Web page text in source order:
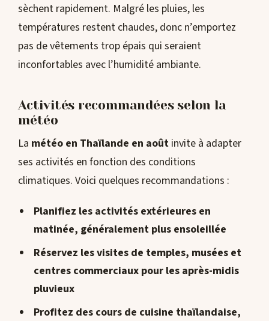
sèchent rapidement. Malgré les pluies, les
températures restent chaudes, donc n’emportez
pas de vêtements trop épais qui seraient
inconfortables avec l’humidité ambiante.
Activités recommandées selon la
météo
La météo en Thaïlande en août invite à adapter
ses activités en fonction des conditions
climatiques. Voici quelques recommandations :
Planifiez les activités extérieures en
matinée, généralement plus ensoleillée
Réservez les visites de temples, musées et
centres commerciaux pour les après-midis
pluvieux
Profitez des cours de cuisine thaïlandaise,